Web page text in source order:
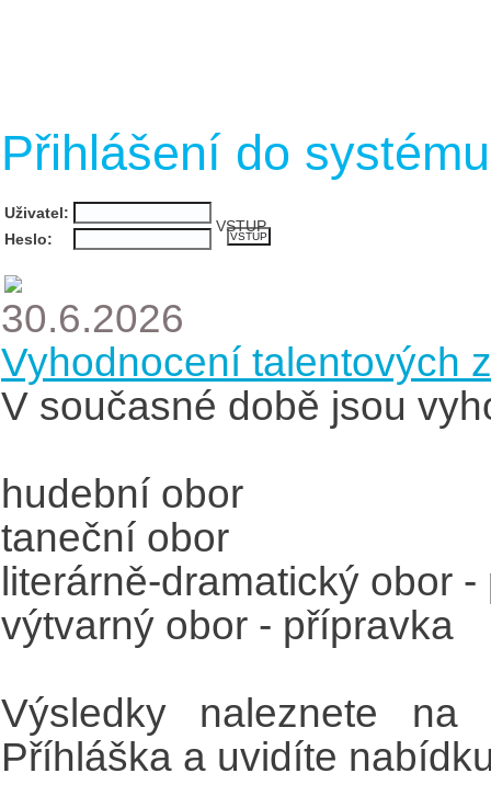
Přihlášení do systému
Uživatel:
VSTUP
Heslo:
30.6.2026
Vyhodnocení talentových
V současné době jsou
hudební obor
taneční obor
literárně-dramatický obor
výtvarný obor - přípravka
Výsledky naleznete na
Příhláška a uvidíte